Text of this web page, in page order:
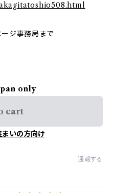
ジ事務局まで
only
cart
まいの方向け
通報する